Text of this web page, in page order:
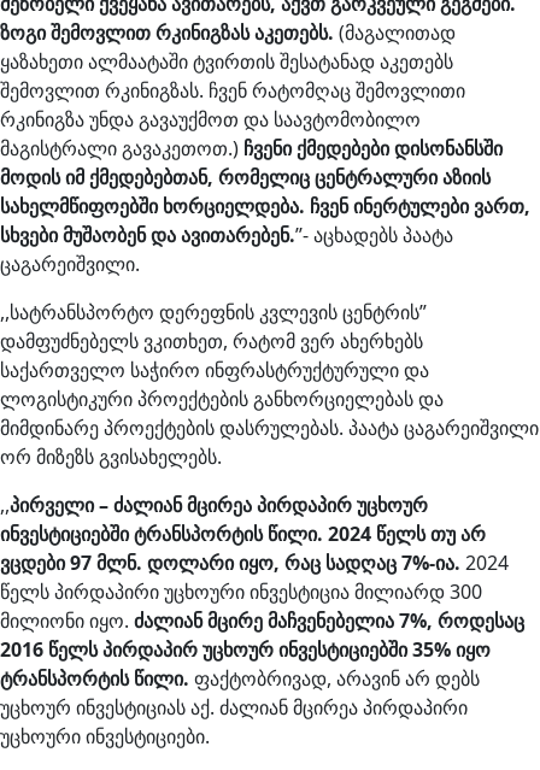
ზოგიშემოვლითრკინიგზასაკეთებს. (მაგალითად
ყაზახეთი ალმაატაში ტვირთის შესატანად აკეთებს
შემოვლით რკინიგზას. ჩვენ რატომღაც შემოვლითი
რკინიგზა უნდა გავაუქმოთ და საავტომობილო
მაგისტრალი გავაკეთოთ.) ჩვენიქმედებებიდისონანსში
მოდისიმქმედებებთან, რომელიცცენტრალურიაზიის
სახელმწიფოებში ხორციელდება. ჩვენინერტულებივართ,
სხვებიმუშაობენდაავითარებენ.’’- აცხადებს პაატა
ცაგარეიშვილი.
,,სატრანსპორტო დერეფნის კვლევის ცენტრის”
დამფუძნებელს ვკითხეთ, რატომ ვერ ახერხებს
საქართველო საჭირო ინფრასტრუქტურული და
ლოგისტიკური პროექტების განხორციელებას და
მიმდინარე პროექტების დასრულებას. პაატა ცაგარეიშვილი
ორ მიზეზს გვისახელებს.
,,პირველი–ძალიანმცირეაპირდაპირუცხოურ
ინვესტიციებშიტრანსპორტის წილი. 2024 წელსთუარ
ვცდები97მლნ. დოლარიიყო, რაც სადღაც7%-ია. 2024
წელს პირდაპირი უცხოური ინვესტიცია მილიარდ 300
მილიონი იყო. ძალიანმცირემაჩვენებელია7%, როდესაც
2016 წელსპირდაპირუცხოურინვესტიციებში35%იყო
ტრანსპორტის წილი. ფაქტობრივად, არავინ არ დებს
უცხოურ ინვესტიციას აქ. ძალიან მცირეა პირდაპირი
უცხოური ინვესტიციები.